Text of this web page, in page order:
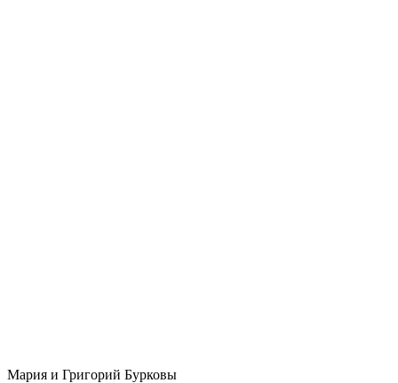
Мария и Григорий Бурковы